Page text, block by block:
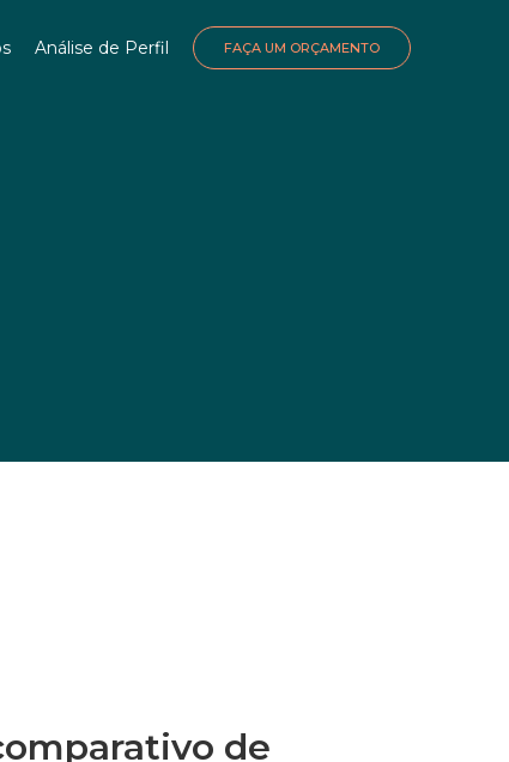
Análise de Perfil FAÇA UM ORÇAMENTO
de